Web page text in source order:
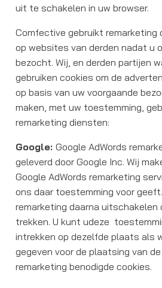
uit te schakelen in uw browser.
Comfective gebruikt
op websites van derden nadat u
bezocht. Wij, en derden partijen
gebruiken cookies om de
op basis van uw voorgaande
maken, met uw toestemming,
remarketing diensten:
Google:Google AdWords
geleverd door Google Inc. Wij
Google AdWords remarketing
ons daar toestemming voor
remarketing daarna
trekken. U kunt udeze
intrekken op dezelfde plaats als
gegeven voor de plaatsing van
remarketing benodigde cookies.